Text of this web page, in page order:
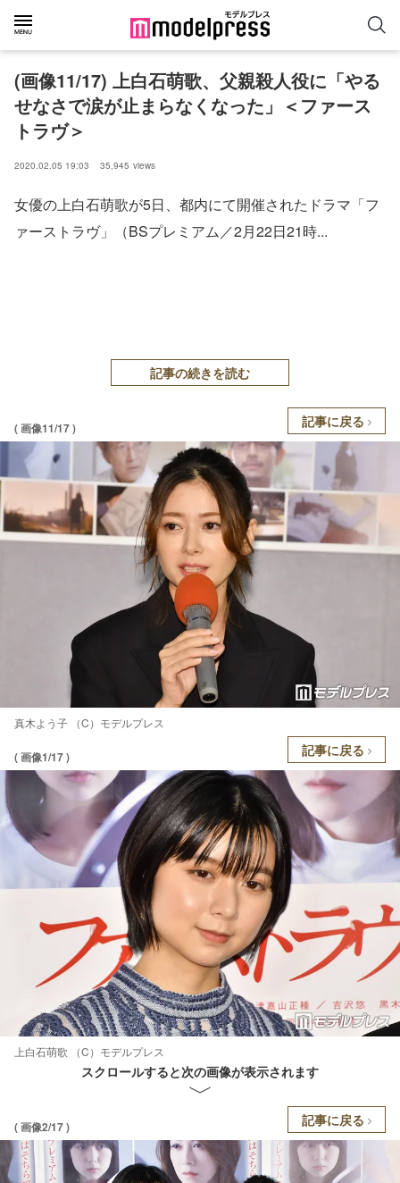
(画像11/17) 上白石萌歌、父親殺人役に「やる
せなさで涙が止まらなくなった」＜ファース
トラヴ＞
2020.02.05 19:03 35,945 views
女優の上白石萌歌が5日、都内にて開催されたドラマ「フ
ァーストラヴ」（BSプレミアム／2月22日21時...
記事の続きを読む
( 画像11/17 ) 記事に戻る
真木よう子 （C）モデルプレス
( 画像1/17 ) 記事に戻る
上白石萌歌 （C）モデルプレス
スクロールすると次の画像が表示されます
( 画像2/17 ) 記事に戻る